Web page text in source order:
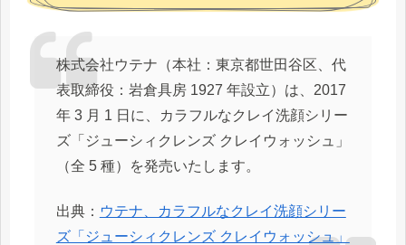
株式会社ウテナ（本社：東京都世田谷区、代
表取締役：岩倉具房 1927 年設立）は、2017
年 3 月 1 日に、カラフルなクレイ洗顔シリー
ズ「ジューシィクレンズ クレイウォッシュ」
（全 5 種）を発売いたします。
出典： ウテナ、カラフルなクレイ洗顔シリー
ズ「ジューシィクレンズ クレイウォッシュ」